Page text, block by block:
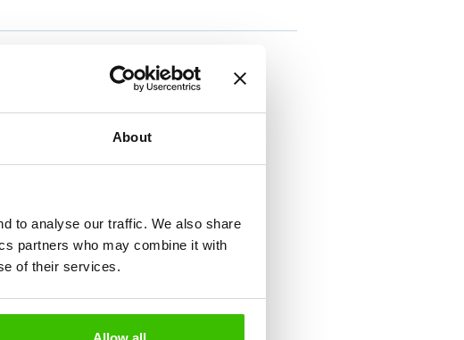
About
to analyse our traffic. We also share
partners who may combine it with
of their services.
4 éves
a mozgáskészség és
matricákkal